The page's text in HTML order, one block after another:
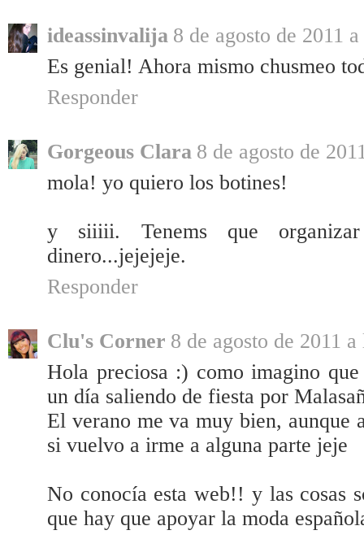
ideassinvalija 8 de agosto de 2011
Es genial! Ahora mismo chusmeo
Responder
Gorgeous Clara 8 de agosto de
mola! yo quiero los botines!
y siiiii. Tenems que
dinero...jejejeje.
Responder
Clu's Corner 8 de agosto de 2011 a
Hola preciosa :) como imagino
un día saliendo de fiesta por
El verano me va muy bien, aunque
si vuelvo a irme a alguna parte jeje
No conocía esta web!! y las cosas
que hay que apoyar la moda